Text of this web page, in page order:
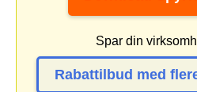
Spar din
Rabattilbud med